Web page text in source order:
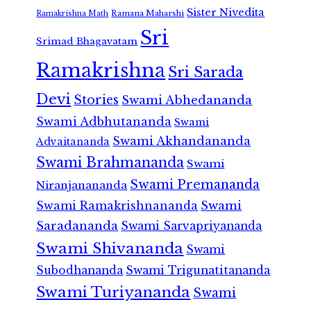
Ramakrishna Math Ramana Maharshi Sister Nivedita
Srimad Bhagavatam Sri
RamakrishnaSri Sarada
Devi Stories Swami Abhedananda
Swami Adbhutananda Swami
Advaitananda Swami Akhandananda
Swami Brahmananda Swami
Niranjanananda Swami Premananda
Swami Ramakrishnananda Swami
Saradananda Swami Sarvapriyananda
Swami Shivananda Swami
Subodhananda Swami Trigunatitananda
Swami Turiyananda Swami